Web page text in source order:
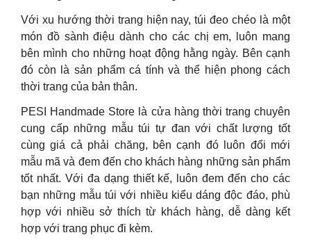
Với xu hướng thời trang hiện nay, túi đeo chéo là một
món đồ sành điệu dành cho các chị em, luôn mang
bên mình cho những hoạt động hằng ngày. Bên cạnh
đó còn là sản phẩm cá tính và thể hiện phong cách
thời trang của bản thân.
PESI Handmade Store là cửa hàng thời trang chuyên
cung cấp những mẫu túi tự đan với chất lượng tốt
cùng giá cả phải chăng, bên cạnh đó luôn đổi mới
mẫu mã và đem đến cho khách hàng những sản phẩm
tốt nhất. Với đa dạng thiết kế, luôn đem đến cho các
bạn những mẫu túi với nhiều kiểu dáng độc đáo, phù
hợp với nhiều sở thích từ khách hàng, dễ dàng kết
hợp với trang phục đi kèm.